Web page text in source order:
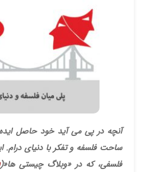
آنچه در پی می آید خود حاصل
ساحت فلسفه و تفکر با دنیای درام.
فلسفی، که در «وبلاگ چیستی ها»
)